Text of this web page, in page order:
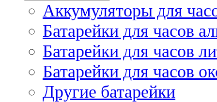
Аккумуляторы для
Батарейки для часов
Батарейки для часов
Батарейки для часов
Другие батарейки